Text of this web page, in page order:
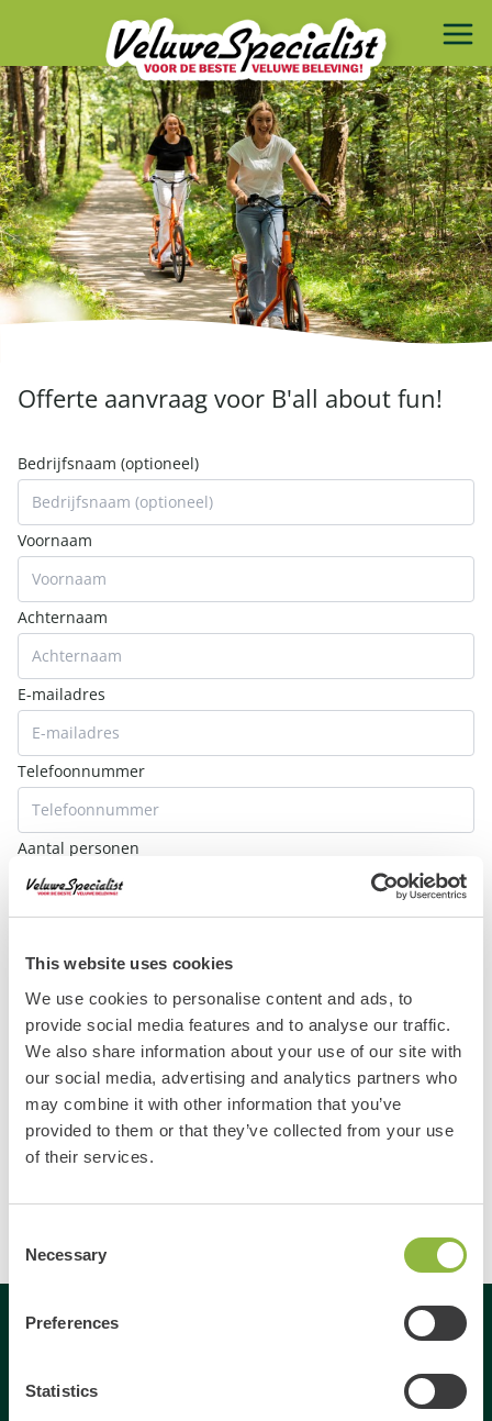
This website uses cookies
We use cookies to personalise content and ads, to
provide social media features and to analyse our traffic.
We also share information about your use of our site with
our social media, advertising and analytics partners who
may combine it with other information that you’ve
provided to them or that they’ve collected from your use
of their services.
Selection
Necessary
Preferences
Statistics
Offerte aanvraag voor B'all about fun!
Bedrijfsnaam (optioneel)
Voornaam
Achternaam
E-mailadres
Telefoonnummer
Aantal personen
Datum
Opmerking